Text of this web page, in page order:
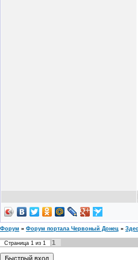
Форум » Форум портала Червоный Донец »
Страница 1 из 1 1